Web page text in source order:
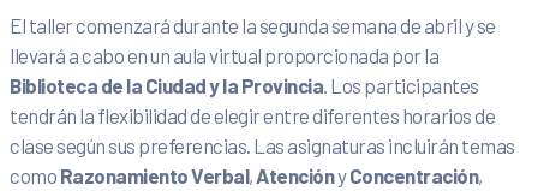
El taller comenzará durante la segunda semana de abril y se
llevará a cabo en un aula virtual proporcionada por la
Biblioteca de la Ciudad y la Provincia. Los participantes
tendrán la flexibilidad de elegir entre diferentes horarios de
clase según sus preferencias. Las asignaturas incluirán temas
como Razonamiento Verbal, AtenciónyConcentración,